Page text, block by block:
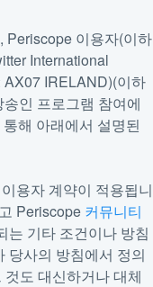
Periscope 이용자(이하
International
IRELAND)(이하
인 프로그램 참여에
해 아래에서 설명된
용자 계약이 적용됩니
Periscope 커뮤니티
는 기타 조건이나 방침
당사의 방침에서 정의
도 대신하거나 대체